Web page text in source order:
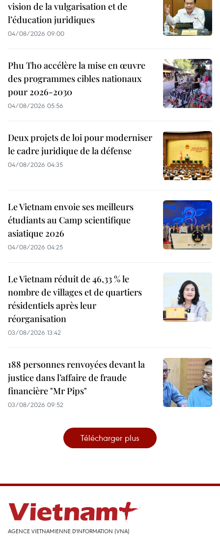
vision de la vulgarisation et de
l’éducation juridiques
04/08/2026 09:00
Phu Tho accélère la mise en œuvre
des programmes cibles nationaux
pour 2026-2030
04/08/2026 05:56
Deux projets de loi pour moderniser
le cadre juridique de la défense
04/08/2026 04:35
Le Vietnam envoie ses meilleurs
étudiants au Camp scientifique
asiatique 2026
04/08/2026 04:25
Le Vietnam réduit de 46,33 % le
nombre de villages et de quartiers
résidentiels après leur
réorganisation
03/08/2026 13:42
188 personnes renvoyées devant la
justice dans l’affaire de fraude
financière "Mr Pips"
03/08/2026 09:52
Télécharger plus
AGENCE VIETNAMIENNE D'INFORMATION (VNA)